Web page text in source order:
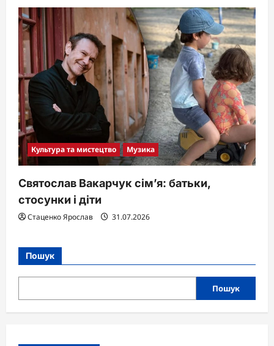
Культура та мистецтво Музика
Святослав Вакарчук сім’я: батьки,
стосунки і діти
Стаценко Ярослав 31.07.2026
Пошук
Пошук